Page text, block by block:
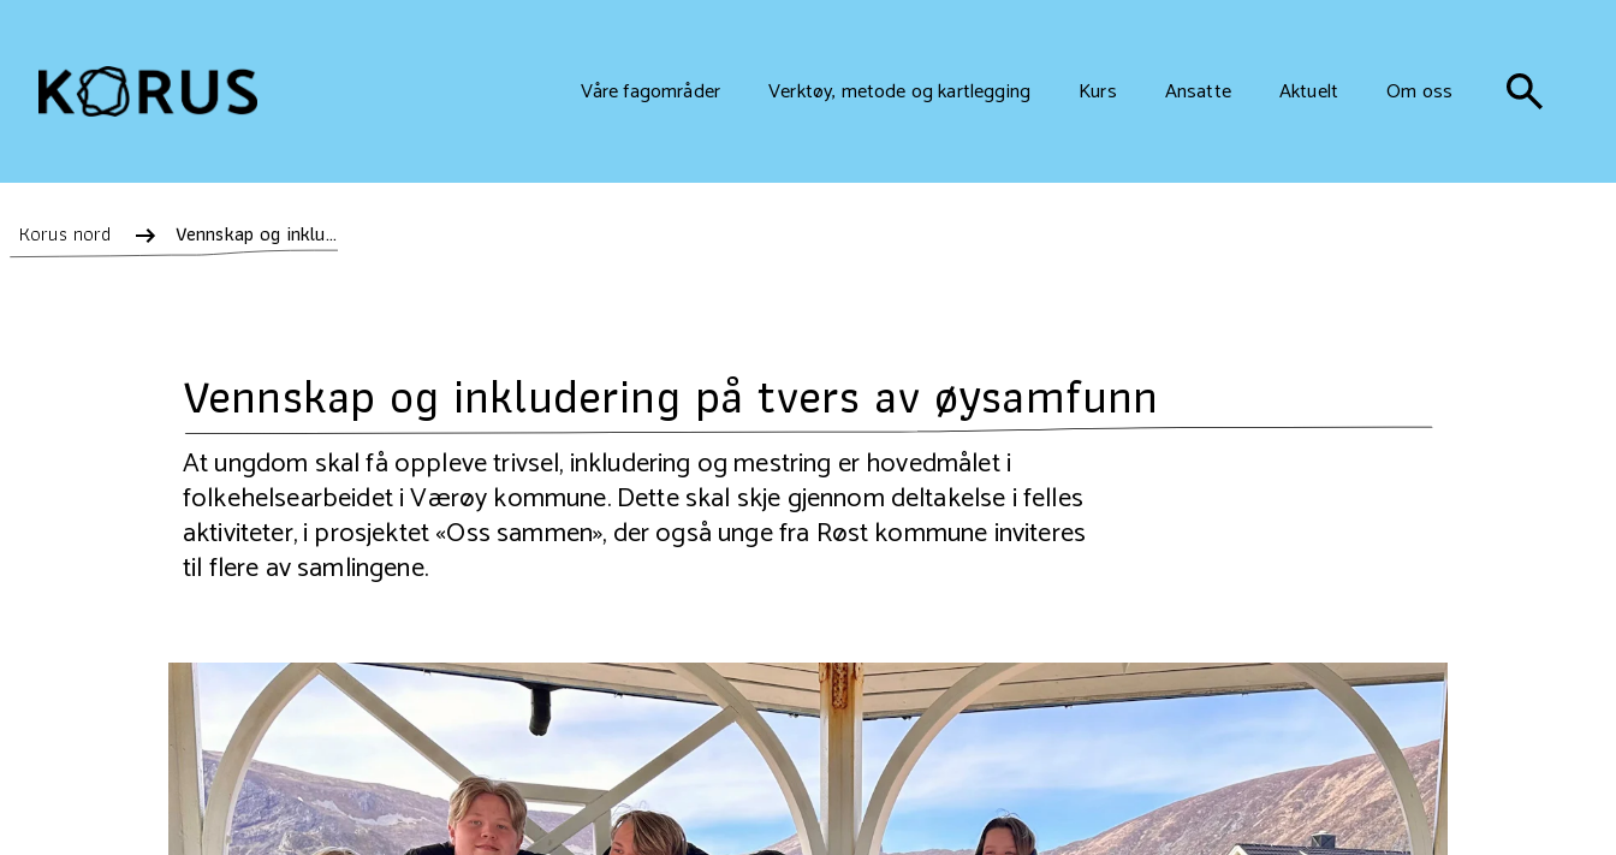
Våre fagområder Verktøy, metode og kartlegging Kurs Ansatte Aktuelt Om oss
Korus nord Vennskap og inkludering på tvers av øysamfunn
Vennskap og inkludering på tvers av øysamfunn
At ungdom skal få oppleve trivsel, inkludering og mestring er hovedmålet i
folkehelsearbeidet i Værøy kommune. Dette skal skje gjennom deltakelse i felles
aktiviteter, i prosjektet «Oss sammen», der også unge fra Røst kommune inviteres
til flere av samlingene.